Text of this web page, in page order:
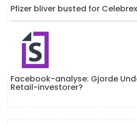
Pfizer bliver busted for Celebrex
Facebook-analyse: Gjorde
Retail-investorer?